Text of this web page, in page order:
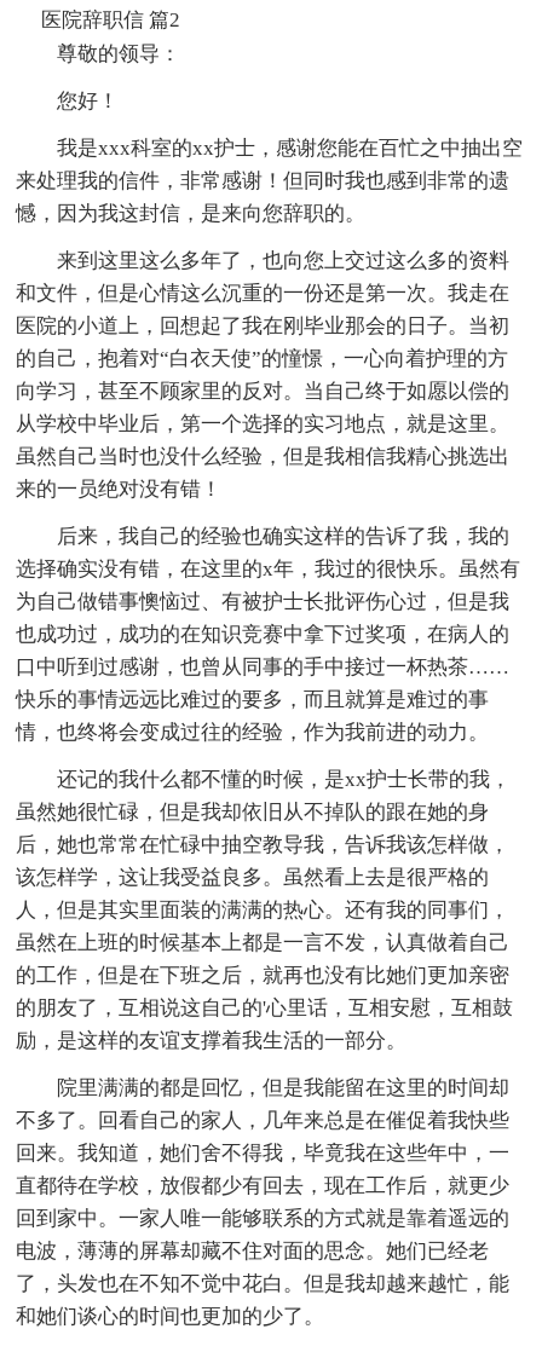
医院辞职信 篇2
尊敬的领导：
您好！
我是xxx科室的xx护士，感谢您能在百忙之中抽出空
来处理我的信件，非常感谢！但同时我也感到非常的遗
憾，因为我这封信，是来向您辞职的。
来到这里这么多年了，也向您上交过这么多的资料
和文件，但是心情这么沉重的一份还是第一次。我走在
医院的小道上，回想起了我在刚毕业那会的日子。当初
的自己，抱着对“白衣天使”的憧憬，一心向着护理的方
向学习，甚至不顾家里的反对。当自己终于如愿以偿的
从学校中毕业后，第一个选择的实习地点，就是这里。
虽然自己当时也没什么经验，但是我相信我精心挑选出
来的一员绝对没有错！
后来，我自己的经验也确实这样的告诉了我，我的
选择确实没有错，在这里的x年，我过的很快乐。虽然有
为自己做错事懊恼过、有被护士长批评伤心过，但是我
也成功过，成功的在知识竞赛中拿下过奖项，在病人的
口中听到过感谢，也曾从同事的手中接过一杯热茶……
快乐的事情远远比难过的要多，而且就算是难过的事
情，也终将会变成过往的经验，作为我前进的动力。
还记的我什么都不懂的时候，是xx护士长带的我，
虽然她很忙碌，但是我却依旧从不掉队的跟在她的身
后，她也常常在忙碌中抽空教导我，告诉我该怎样做，
该怎样学，这让我受益良多。虽然看上去是很严格的
人，但是其实里面装的满满的热心。还有我的同事们，
虽然在上班的时候基本上都是一言不发，认真做着自己
的工作，但是在下班之后，就再也没有比她们更加亲密
的朋友了，互相说这自己的'心里话，互相安慰，互相鼓
励，是这样的友谊支撑着我生活的一部分。
院里满满的都是回忆，但是我能留在这里的时间却
不多了。回看自己的家人，几年来总是在催促着我快些
回来。我知道，她们舍不得我，毕竟我在这些年中，一
直都待在学校，放假都少有回去，现在工作后，就更少
回到家中。一家人唯一能够联系的方式就是靠着遥远的
电波，薄薄的屏幕却藏不住对面的思念。她们已经老
了，头发也在不知不觉中花白。但是我却越来越忙，能
和她们谈心的时间也更加的少了。